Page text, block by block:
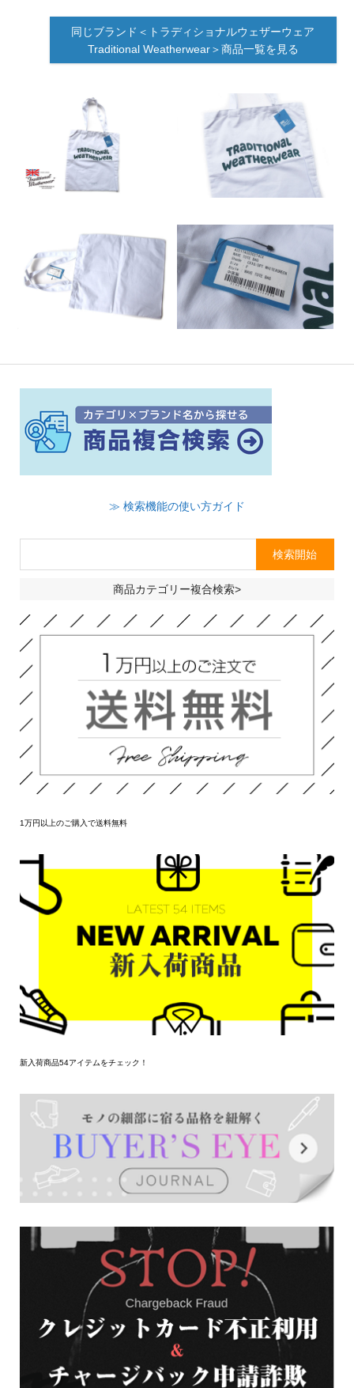
同じブランド＜トラディショナルウェザーウェア
Traditional Weatherwear＞商品一覧を見る
≫ 検索機能の使い方ガイド
商品カテゴリー複合検索>
1万円以上のご購入で送料無料
新入荷商品54アイテムをチェック！